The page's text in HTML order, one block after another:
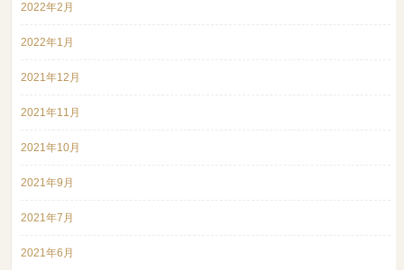
2022年2月
2022年1月
2021年12月
2021年11月
2021年10月
2021年9月
2021年7月
2021年6月